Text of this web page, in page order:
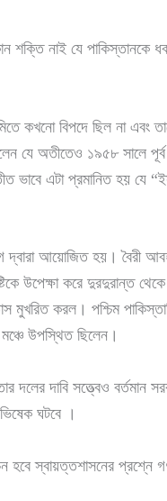
শক্তি নাই যে পাকিস্তানকে
কখনো বিপদে ছিল না এবং
যে অতীতেও ১৯৫৮ সালে পূর্ব
ভাবে এটা প্রমানিত হয় যে
আয়োজিত হয়। বৈরী
উপেক্ষা করে দুরদুরান্ত থেকে
মুখরিত করল। পশ্চিম
উপস্থিত ছিলেন।
দলের দাবি সত্ত্বেও বর্তমান
ঘটবে ।
হবে স্বায়ত্তশাসনের প্রশ্নে